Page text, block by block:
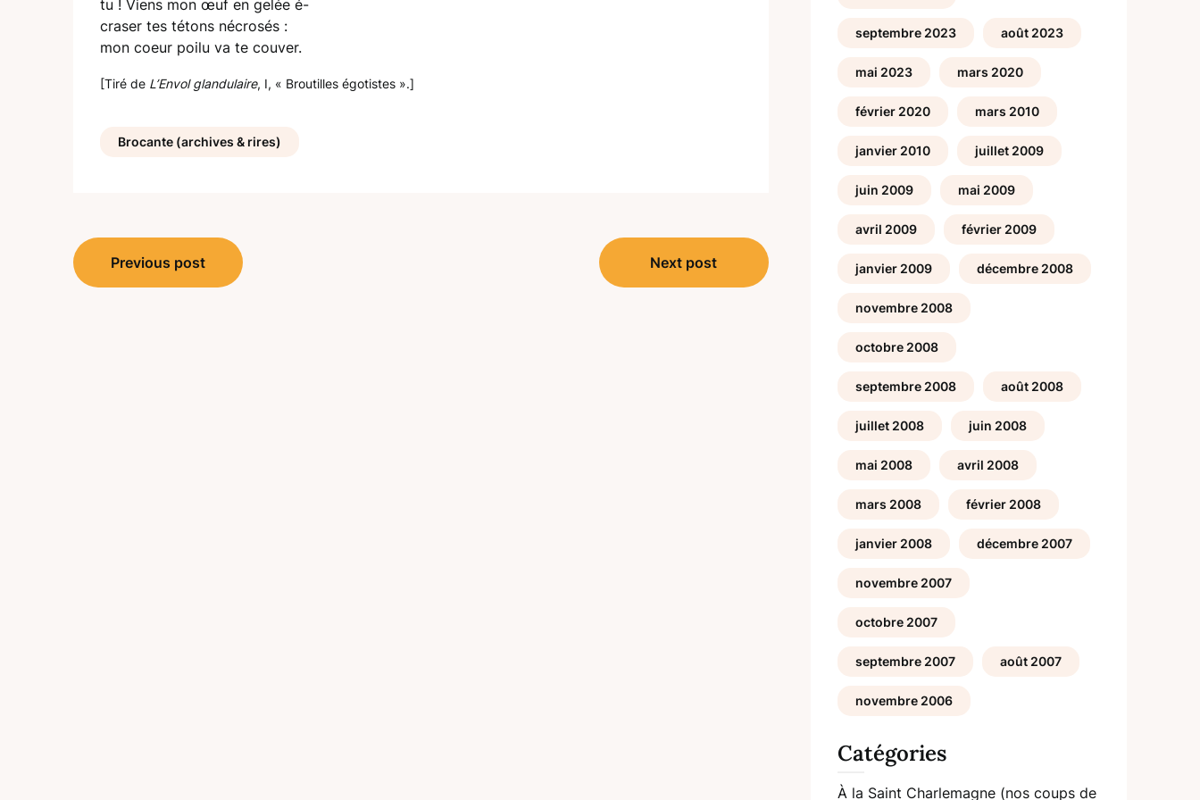
tu ! Viens mon œuf en gelée é-
craser tes tétons nécrosés :
mon coeur poilu va te couver.
[Tiré de L’Envol glandulaire, I, « Broutilles égotistes ».]
Brocante (archives & rires)
Navigation
de
Previous post Next post
septembre 2023 août 2023
mai 2023 mars 2020
février 2020 mars 2010
janvier 2010 juillet 2009
juin 2009 mai 2009
avril 2009 février 2009
janvier 2009 décembre 2008
novembre 2008
octobre 2008
septembre 2008 août 2008
juillet 2008 juin 2008
mai 2008 avril 2008
mars 2008 février 2008
janvier 2008 décembre 2007
novembre 2007
octobre 2007
septembre 2007 août 2007
novembre 2006
Catégories
À la Saint Charlemagne (nos coups de